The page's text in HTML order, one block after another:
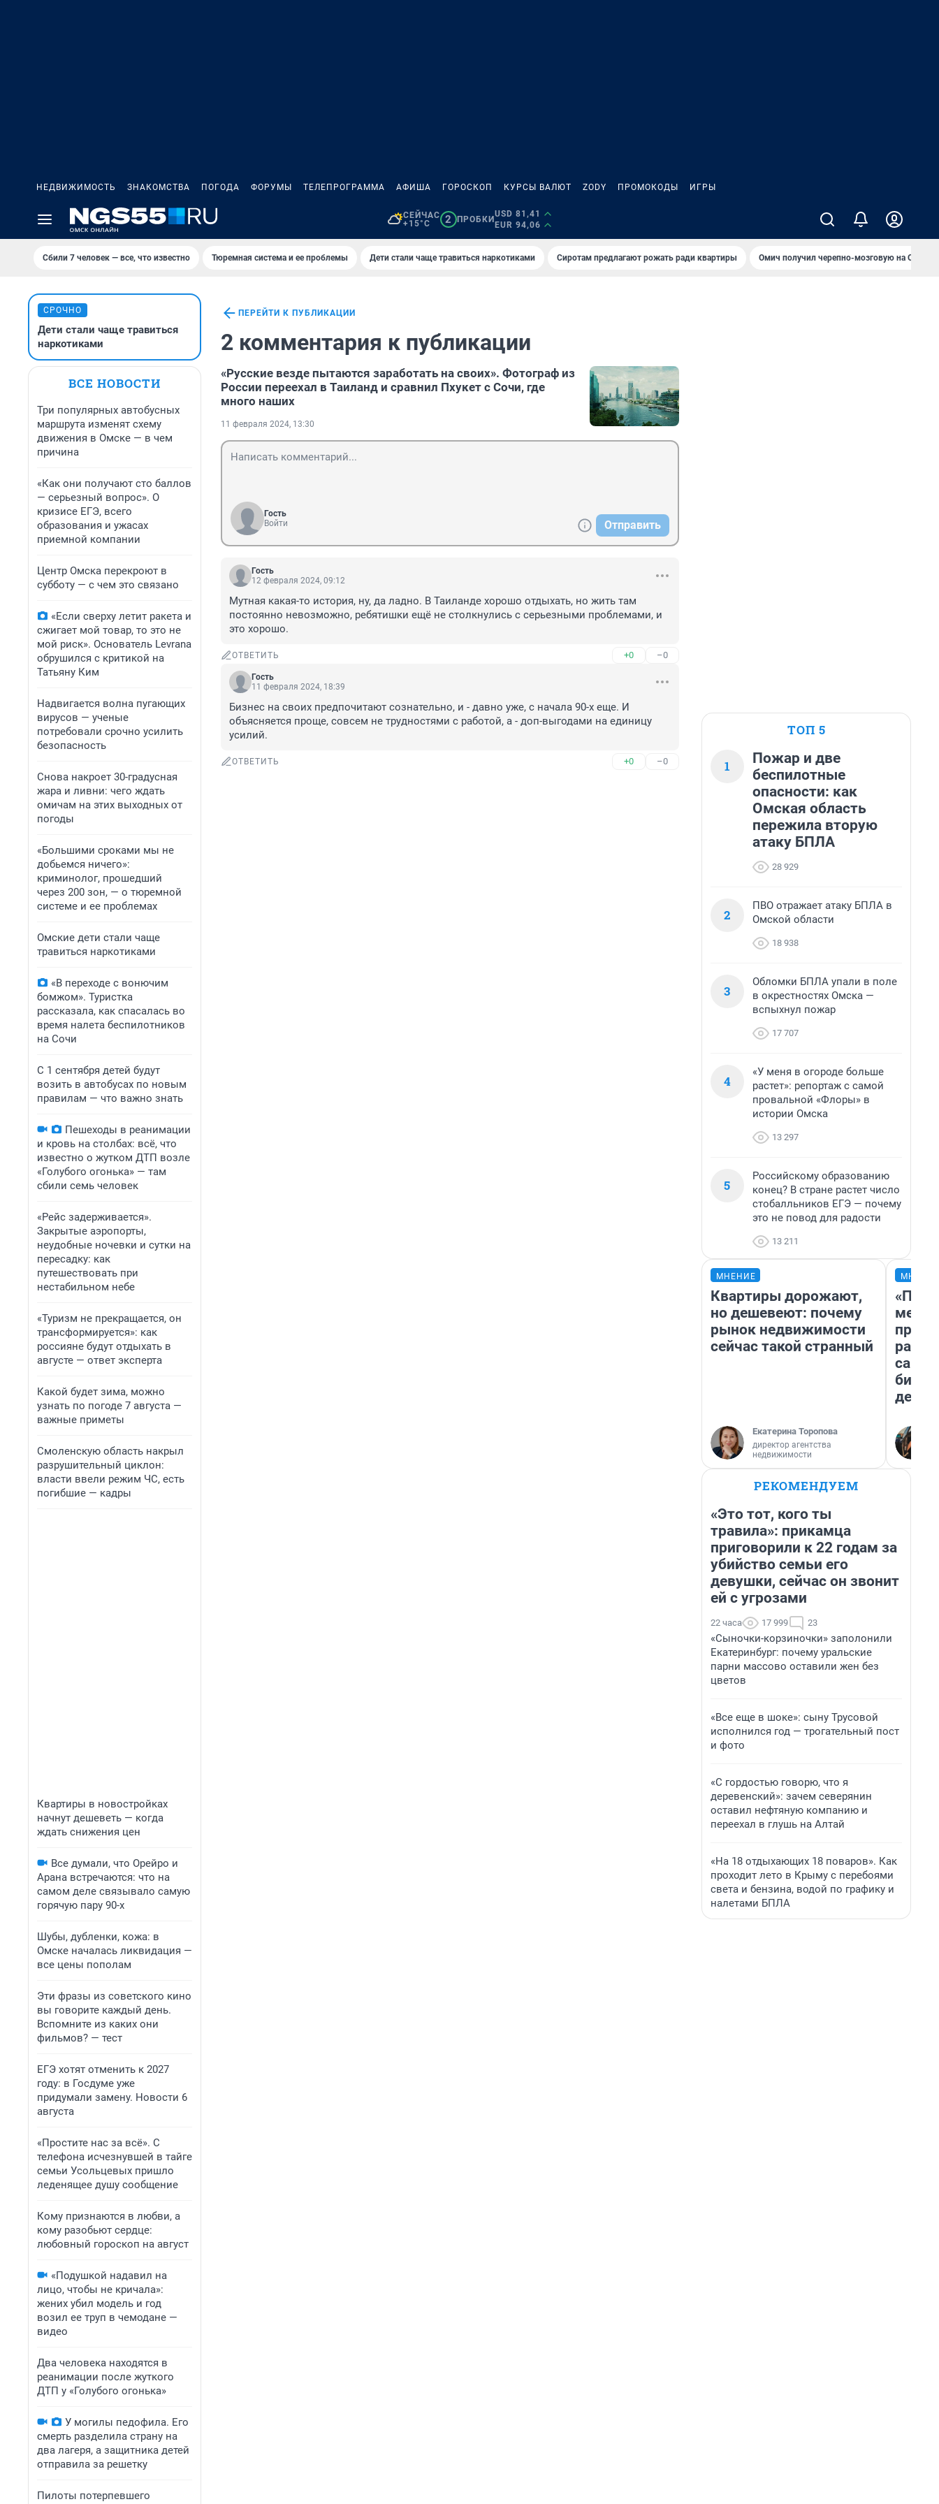
НЕДВИЖИМОСТЬ ЗНАКОМСТВА ПОГОДА ФОРУМЫ ТЕЛЕПРОГРАММА АФИША ГОРОСКОП КУРСЫ ВАЛЮТ ZODY ПРОМОКОДЫ ИГРЫ
СЕЙЧАС
+15°C
2 ПРОБКИ
USD 81,41
EUR 94,06
Сбили 7 человек — все, что известно Тюремная система и ее проблемы Дети стали чаще травиться наркотиками Сиротам предлагают рожать ради квартиры Омич получил черепно-мозговую на ОНПЗ
СРОЧНО
Дети стали чаще травиться
наркотиками
ВСЕ НОВОСТИ
Три популярных автобусных
маршрута изменят схему
движения в Омске — в чем
причина
«Как они получают сто баллов
— серьезный вопрос». О
кризисе ЕГЭ, всего
образования и ужасах
приемной компании
Центр Омска перекроют в
субботу — с чем это связано
«Если сверху летит ракета и
сжигает мой товар, то это не
мой риск». Основатель Levrana
обрушился с критикой на
Татьяну Ким
Надвигается волна пугающих
вирусов — ученые
потребовали срочно усилить
безопасность
Снова накроет 30-градусная
жара и ливни: чего ждать
омичам на этих выходных от
погоды
«Большими сроками мы не
добьемся ничего»:
криминолог, прошедший
через 200 зон, — о тюремной
системе и ее проблемах
Омские дети стали чаще
травиться наркотиками
«В переходе с вонючим
бомжом». Туристка
рассказала, как спасалась во
время налета беспилотников
на Сочи
С 1 сентября детей будут
возить в автобусах по новым
правилам — что важно знать
Пешеходы в реанимации
и кровь на столбах: всё, что
известно о жутком ДТП возле
«Голубого огонька» — там
сбили семь человек
«Рейс задерживается».
Закрытые аэропорты,
неудобные ночевки и сутки на
пересадку: как
путешествовать при
нестабильном небе
«Туризм не прекращается, он
трансформируется»: как
россияне будут отдыхать в
августе — ответ эксперта
Какой будет зима, можно
узнать по погоде 7 августа —
важные приметы
Смоленскую область накрыл
разрушительный циклон:
власти ввели режим ЧС, есть
погибшие — кадры
Квартиры в новостройках
начнут дешеветь — когда
ждать снижения цен
Все думали, что Орейро и
Арана встречаются: что на
самом деле связывало самую
горячую пару 90-х
Шубы, дубленки, кожа: в
Омске началась ликвидация —
все цены пополам
Эти фразы из советского кино
вы говорите каждый день.
Вспомните из каких они
фильмов? — тест
ЕГЭ хотят отменить к 2027
году: в Госдуме уже
придумали замену. Новости 6
августа
«Простите нас за всё». С
телефона исчезнувшей в тайге
семьи Усольцевых пришло
леденящее душу сообщение
Кому признаются в любви, а
кому разобьют сердце:
любовный гороскоп на август
«Подушкой надавил на
лицо, чтобы не кричала»:
жених убил модель и год
возил ее труп в чемодане —
видео
Два человека находятся в
реанимации после жуткого
ДТП у «Голубого огонька»
У могилы педофила. Его
смерть разделила страну на
два лагеря, а защитника детей
отправила за решетку
Пилоты потерпевшего
ПЕРЕЙТИ К ПУБЛИКАЦИИ
2 комментария к публикации
«Русские везде пытаются заработать на своих». Фотограф из
России переехал в Таиланд и сравнил Пхукет с Сочи, где
много наших
11 февраля 2024, 13:30
Гость
Войти
Отправить
Гость
12 февраля 2024, 09:12
Мутная какая-то история, ну, да ладно. В Таиланде хорошо отдыхать, но жить там
постоянно невозможно, ребятишки ещё не столкнулись с серьезными проблемами, и
это хорошо.
ОТВЕТИТЬ +0 –0
Гость
11 февраля 2024, 18:39
Бизнес на своих предпочитают сознательно, и - давно уже, с начала 90-х еще. И
объясняется проще, совсем не трудностями с работой, а - доп-выгодами на единицу
усилий.
ОТВЕТИТЬ +0 –0
ТОП 5
1
Пожар и две
беспилотные
опасности: как
Омская область
пережила вторую
атаку БПЛА
28 929
2
ПВО отражает атаку БПЛА в
Омской области
18 938
3
Обломки БПЛА упали в поле
в окрестностях Омска —
вспыхнул пожар
17 707
4
«У меня в огороде больше
растет»: репортаж с самой
провальной «Флоры» в
истории Омска
13 297
5
Российскому образованию
конец? В стране растет число
стобалльников ЕГЭ — почему
это не повод для радости
13 211
МНЕНИЕ
Квартиры дорожают,
но дешевеют: почему
рынок недвижимости
сейчас такой странный
Екатерина Торопова
директор агентства
недвижимости
РЕКОМЕНДУЕМ
«Это тот, кого ты
травила»: прикамца
приговорили к 22 годам за
убийство семьи его
девушки, сейчас он звонит
ей с угрозами
22 часа 17 999 23
«Сыночки-корзиночки» заполонили
Екатеринбург: почему уральские
парни массово оставили жен без
цветов
«Все еще в шоке»: сыну Трусовой
исполнился год — трогательный пост
и фото
«С гордостью говорю, что я
деревенский»: зачем северянин
оставил нефтяную компанию и
переехал в глушь на Алтай
«На 18 отдыхающих 18 поваров». Как
проходит лето в Крыму с перебоями
света и бензина, водой по графику и
налетами БПЛА